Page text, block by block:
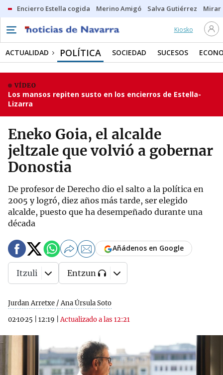
Encierro Estella cogida Merino Amigó Salva Gutiérrez Mirar
Kiosko
ACTUALIDAD POLÍTICA SOCIEDAD SUCESOS
VÍDEO
Los mansos repiten susto en los encierros de Estella-
Lizarra
Eneko Goia, el alcalde
jeltzale que volvió a gobernar
Donostia
De profesor de Derecho dio el salto a la política en
2005 y logró, diez años más tarde, ser elegido
alcalde, puesto que ha desempeñado durante una
década
Jurdan Arretxe / Ana Úrsula Soto
02·10·25
12:19 |Actualizado a las 12:21
Añádenos en Google
Itzuli Entzun